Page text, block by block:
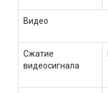
Видео
Сжатие
видеосигнала